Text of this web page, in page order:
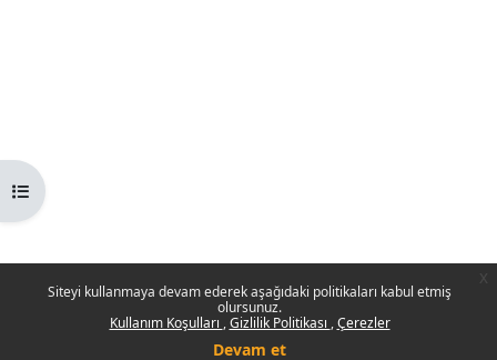
Siteyi kullanmaya devam ederek aşağıdaki politikaları kabul etmiş
olursunuz.
Kullanım Koşulları Gizlilik Politikası Çerezler
Devam et
Kurs dizinini aç